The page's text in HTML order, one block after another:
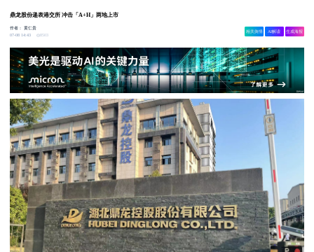
鼎龙股份递表港交所 冲击「A+H」两地上市
作者：黄仁贵
07-08 14:43
8503
相关舆情 AI解读 生成海报